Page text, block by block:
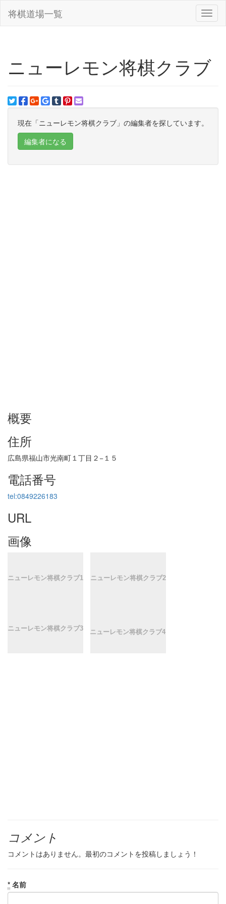
将棋道場一覧
ニューレモン将棋クラブ
現在「ニューレモン将棋クラブ」の編集者を探しています。
編集者になる
概要
住所
広島県福山市光南町１丁目２−１５
電話番号
tel:0849226183
URL
画像
コメント
コメントはありません。最初のコメントを投稿しましょう！
* 名前